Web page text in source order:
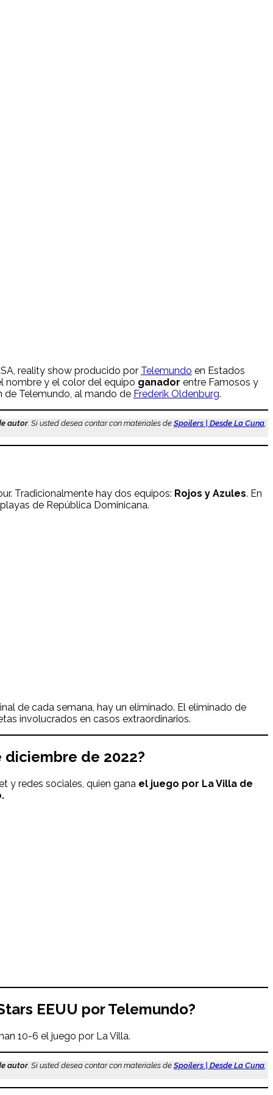
reality show producido por Telemundo en Estados
nombre y el color del equipo ganador entre Famosos y
Telemundo, al mando de Frederik Oldenburg.
autor . Si usted desea contar con materiales de Spoilers | Desde La Cuna
Tradicionalmente hay dos equipos: Rojos y Azules. En
de República Dominicana.
de cada semana, hay un eliminado. El eliminado de
involucrados en casos extraordinarios.
diciembre de 2022?
y redes sociales, quien gana el juego por La Villa de
EEUU por Telemundo?
10-6 el juego por La Villa.
autor. Si usted desea contar con materiales de Spoilers | Desde La Cuna,